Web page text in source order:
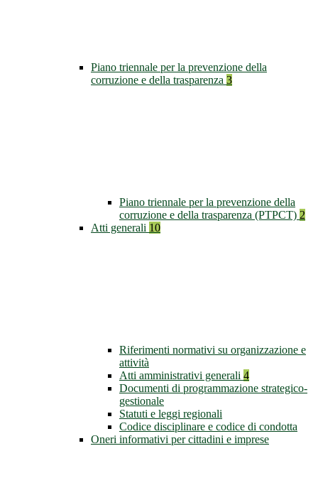
Piano triennale per la prevenzione della
corruzione e della trasparenza 3
Piano triennale per la prevenzione della
corruzione e della trasparenza (PTPCT) 2
Atti generali 10
Riferimenti normativi su organizzazione e
attività
Atti amministrativi generali 4
Documenti di programmazione strategico-
gestionale
Statuti e leggi regionali
Codice disciplinare e codice di condotta
Oneri informativi per cittadini e imprese